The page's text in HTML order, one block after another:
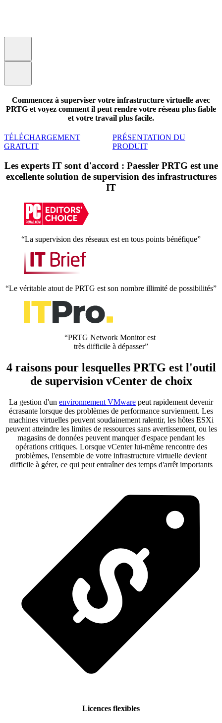
Commencez à superviser votre infrastructure virtuelle avec
PRTG et voyez comment il peut rendre votre réseau plus fiable
et votre travail plus facile.
TÉLÉCHARGEMENT
GRATUIT
PRÉSENTATION DU
PRODUIT
Les experts IT sont d'accord : Paessler PRTG est une
excellente solution de supervision des infrastructures
IT
“La supervision des réseaux est en tous points bénéfique”
“Le véritable atout de PRTG est son nombre illimité de possibilités”
“PRTG Network Monitor est
très difficile à dépasser”
4 raisons pour lesquelles PRTG est l'outil
de supervision vCenter de choix
La gestion d'un environnement VMware peut rapidement devenir
écrasante lorsque des problèmes de performance surviennent. Les
machines virtuelles peuvent soudainement ralentir, les hôtes ESXi
peuvent atteindre les limites de ressources sans avertissement, ou les
magasins de données peuvent manquer d'espace pendant les
opérations critiques. Lorsque vCenter lui-même rencontre des
problèmes, l'ensemble de votre infrastructure virtuelle devient
difficile à gérer, ce qui peut entraîner des temps d'arrêt importants
Licences flexibles